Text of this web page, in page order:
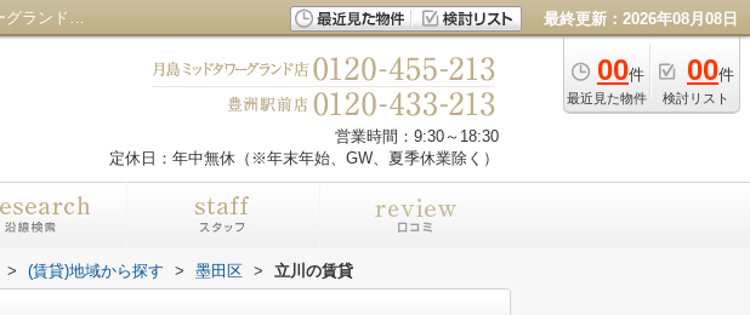
墨田区立川の不動産一覧｜センチュリー21ロータスアセットパートナーズ月島ミッドタワーグランド店・豊洲駅前店 最終更新：2026年08月08日
00件
最近見た物件
00件
検討リスト
営業時間：9:30～18:30
定休日：年中無休（※年末年始、GW、夏季休業除く）
> (賃貸)地域から探す > 墨田区 > 立川の賃貸